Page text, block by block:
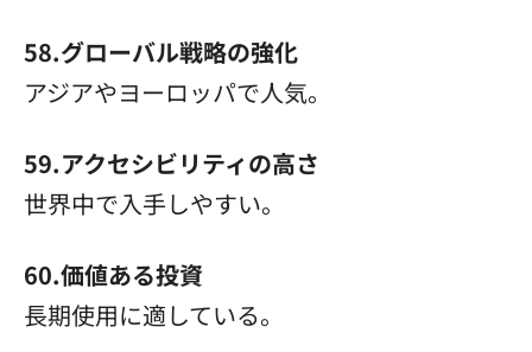
58.グローバル戦略の強化
アジアやヨーロッパで人気。
59.アクセシビリティの高さ
世界中で入手しやすい。
60.価値ある投資
長期使用に適している。